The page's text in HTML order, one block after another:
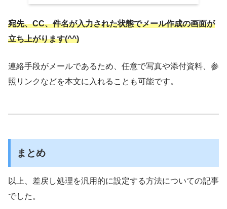
宛先、CC、件名が入力された状態でメール作成の画面が
立ち上がります(^^)
連絡手段がメールであるため、任意で写真や添付資料、参
照リンクなどを本文に入れることも可能です。
まとめ
以上、差戻し処理を汎用的に設定する方法についての記事
でした。